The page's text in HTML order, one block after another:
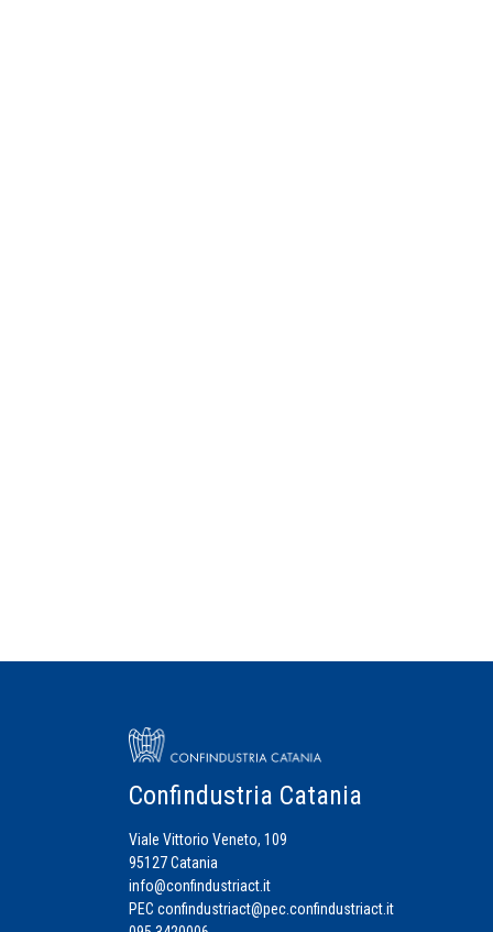
Confindustria Catania
Viale Vittorio Veneto, 109
95127 Catania
info@confindustriact.it
PEC confindustriact@pec.confindustriact.it